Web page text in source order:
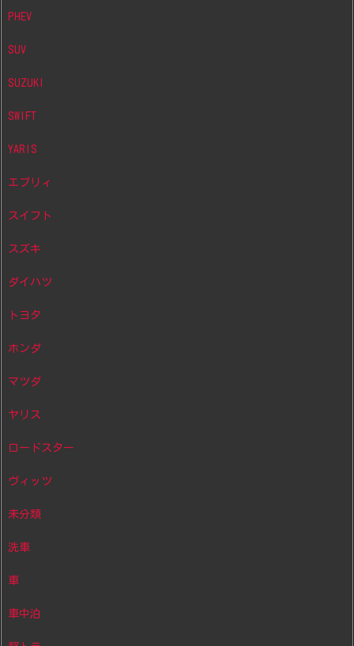
PHEV
SUV
SUZUKI
SWIFT
YARIS
エブリィ
スイフト
スズキ
ダイハツ
トヨタ
ホンダ
マツダ
ヤリス
ロードスター
ヴィッツ
未分類
洗車
車
車中泊